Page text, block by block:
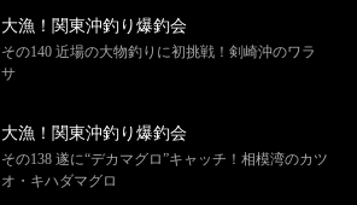
大漁！関東沖釣り爆釣会
その140 近場の大物釣りに初挑戦！剣崎沖のワラ
サ
大漁！関東沖釣り爆釣会
その138 遂に“デカマグロ”キャッチ！相模湾のカツ
オ・キハダマグロ